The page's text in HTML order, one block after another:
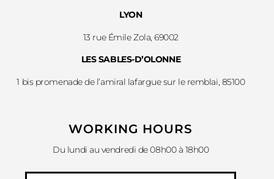
LYON
13 rue Émile Zola, 69002
LES SABLES-D’OLONNE
1 bis promenade de l’amiral lafargue sur le remblai, 85100
WORKING HOURS
Du lundi au vendredi de 08h00 à 18h00